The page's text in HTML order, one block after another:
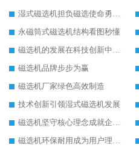
湿式磁选机担负磁选使命勇往直前
永磁筒式磁选机结构看图秒懂
磁选机的发展在科技创新中成为焦点
磁选机品牌步步为赢
磁选机厂家绿色高效制造
技术创新引领湿式磁选机发展
磁选机坚守核心理念成就企业辉煌
磁选机环保耐用成为用户理想选择